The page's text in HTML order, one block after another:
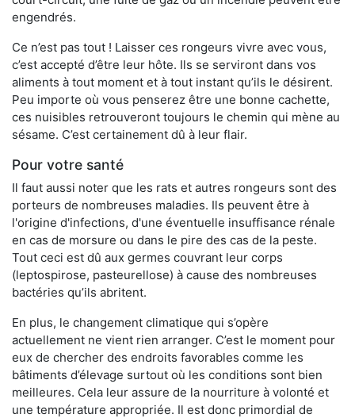
engendrés.
Ce n’est pas tout ! Laisser ces rongeurs vivre avec vous,
c’est accepté d’être leur hôte. Ils se serviront dans vos
aliments à tout moment et à tout instant qu’ils le désirent.
Peu importe où vous penserez être une bonne cachette,
ces nuisibles retrouveront toujours le chemin qui mène au
sésame. C’est certainement dû à leur flair.
Pour votre santé
Il faut aussi noter que les rats et autres rongeurs sont des
porteurs de nombreuses maladies. Ils peuvent être à
l'origine d'infections, d'une éventuelle insuffisance rénale
en cas de morsure ou dans le pire des cas de la peste.
Tout ceci est dû aux germes couvrant leur corps
(leptospirose, pasteurellose) à cause des nombreuses
bactéries qu’ils abritent.
En plus, le changement climatique qui s’opère
actuellement ne vient rien arranger. C’est le moment pour
eux de chercher des endroits favorables comme les
bâtiments d’élevage surtout où les conditions sont bien
meilleures. Cela leur assure de la nourriture à volonté et
une température appropriée. Il est donc primordial de